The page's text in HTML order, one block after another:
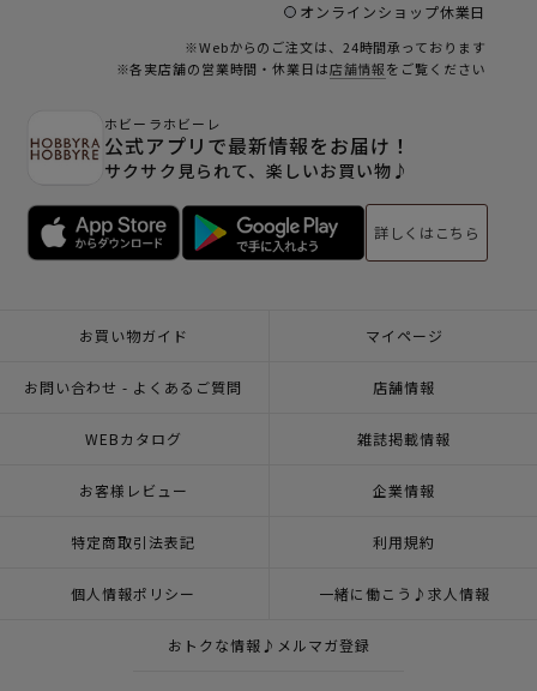
オンラインショップ休業日
※Webからのご注文は、24時間承っております
※各実店舗の営業時間・休業日は店舗情報をご覧ください
ホビーラホビーレ
公式アプリで最新情報をお届け！
サクサク見られて、楽しいお買い物♪
詳しくはこちら
お買い物ガイド マイページ
お問い合わせ - よくあるご質問 店舗情報
WEBカタログ 雑誌掲載情報
お客様レビュー 企業情報
特定商取引法表記 利用規約
個人情報ポリシー 一緒に働こう♪求人情報
おトクな情報♪メルマガ登録